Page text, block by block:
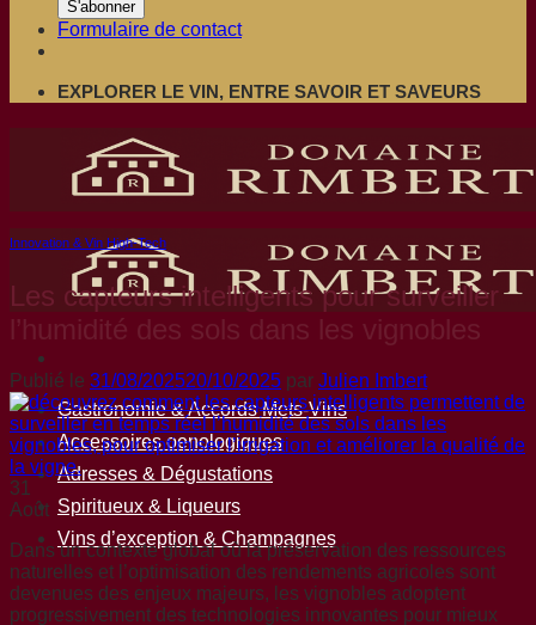
Formulaire de contact
EXPLORER LE VIN, ENTRE SAVOIR ET SAVEURS
Gastronomie & Accords Mets-Vins
Accessoires oenologiques
Adresses & Dégustations
Spiritueux & Liqueurs
Vins d’exception & Champagnes
Innovation & Vin High-Tech
Les capteurs intelligents pour surveiller
l’humidité des sols dans les vignobles
Publié le 31/08/202520/10/2025 par Julien Imbert
31
Août
Dans un contexte global où la préservation des ressources
naturelles et l’optimisation des rendements agricoles sont
devenues des enjeux majeurs, les vignobles adoptent
progressivement des technologies innovantes pour mieux